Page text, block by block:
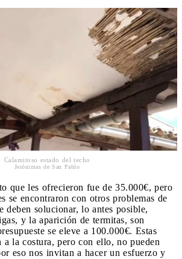
Calamitoso estado del techo
Jerónimas de San Pablo
que les ofrecieron fue de 35.000€, pero
se encontraron con otros problemas de
deben solucionar, lo antes posible,
y la aparición de termitas, son
se eleve a 100.000€. Estas
a la costura, pero con ello, no pueden
eso nos invitan a hacer un esfuerzo y